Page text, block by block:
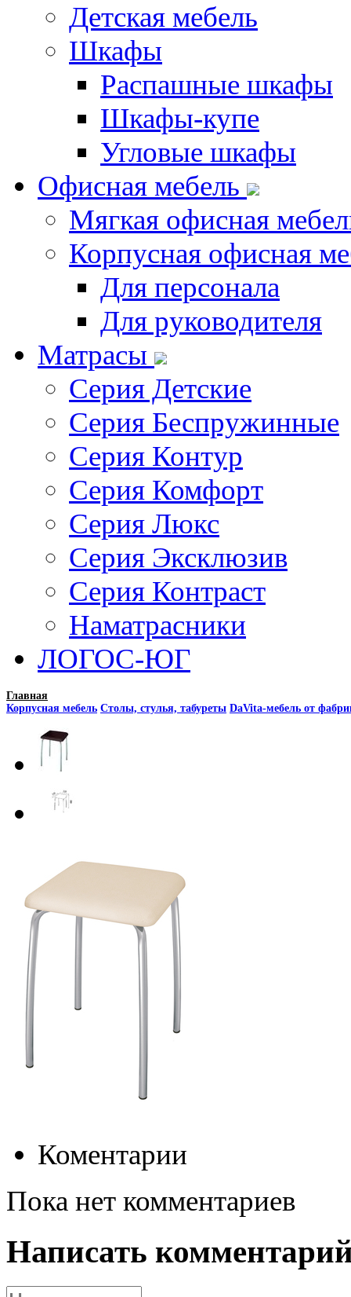
Детская мебель
Шкафы
Распашные шкафы
Шкафы-купе
Угловые шкафы
Офисная мебель
Мягкая офисная
Корпусная офисная
Для персонала
Для руководителя
Матрасы
Серия Детские
Серия Беспружинные
Серия Контур
Серия Комфорт
Серия Люкс
Серия Эксклюзив
Серия Контраст
Наматрасники
ЛОГОС-ЮГ
Главная
Корпусная мебель Столы, стулья, табуреты DaVita-мебель от
Коментарии
Пока нет комментариев
Написать